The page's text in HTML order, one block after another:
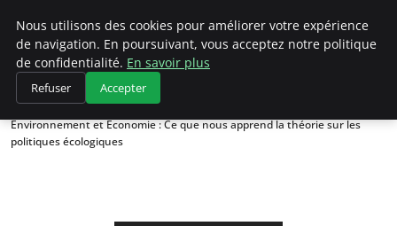
Climategatecountryclub.com
Accueil
Politiques environnementales
Environnement et Économie : Ce que nous apprend la théorie sur les
politiques écologiques
Nous utilisons des cookies pour améliorer votre expérience
de navigation. En poursuivant, vous acceptez notre politique
de confidentialité. En savoir plus
Refuser Accepter